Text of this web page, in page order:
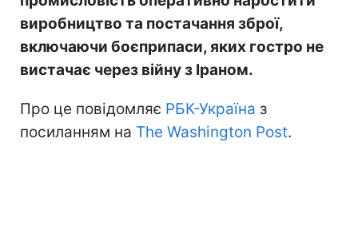
виробництво та постачання зброї,
включаючи боєприпаси, яких гостро не
вистачає через війну з Іраном.
Про це повідомляє РБК-Україна з
посиланням на The Washington Post.